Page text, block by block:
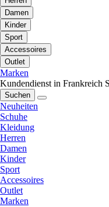
Damen
Kinder
Sport
Accessoires
Outlet
Marken
Kundendienst in Frankreich
Suchen
Neuheiten
Schuhe
Kleidung
Herren
Damen
Kinder
Sport
Accessoires
Outlet
Marken